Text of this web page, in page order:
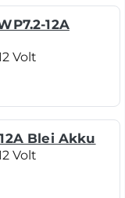
12A
Volt
Blei Akku
Volt